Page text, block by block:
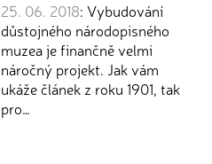
25. 06. 2018: Vybudování
důstojného národopisného
muzea je finančně velmi
náročný projekt. Jak vám
ukáže článek z roku 1901, tak
pro…